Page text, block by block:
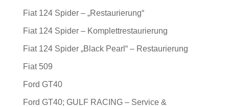
Fiat 124 Spider – „Restaurierung“
Fiat 124 Spider – Komplettrestaurierung
Fiat 124 Spider „Black Pearl“ – Restaurierung
Fiat 509
Ford GT40
Ford GT40; GULF RACING – Service &